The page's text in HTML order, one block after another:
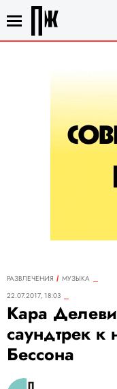
РАЗВЛЕЧЕНИЯ
MУЗЫКА
22.07.2017, 18:03
Кара
саундтрек
Бессона